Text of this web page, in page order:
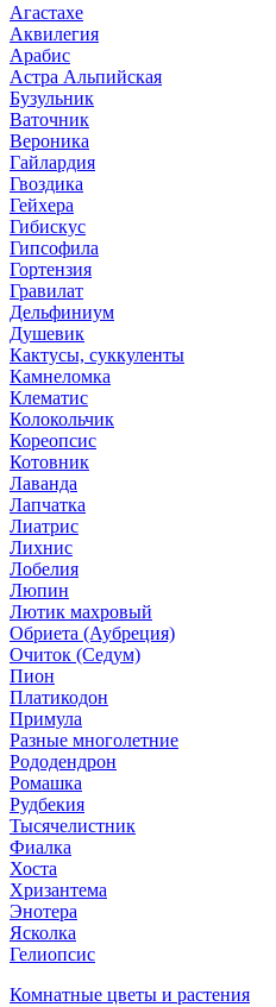
Агастахе
Аквилегия
Арабис
Астра Альпийская
Бузульник
Ваточник
Вероника
Гайлардия
Гвоздика
Гейхера
Гибискус
Гипсофила
Гортензия
Гравилат
Дельфиниум
Душевик
Кактусы, суккуленты
Камнеломка
Клематис
Колокольчик
Кореопсис
Котовник
Лаванда
Лапчатка
Лиатрис
Лихнис
Лобелия
Люпин
Лютик махровый
Обриета (Аубреция)
Очиток (Седум)
Пион
Платикодон
Примула
Разные многолетние
Рододендрон
Ромашка
Рудбекия
Тысячелистник
Фиалка
Хоста
Хризантема
Энотера
Ясколка
Гелиопсис
Комнатные цветы и растения